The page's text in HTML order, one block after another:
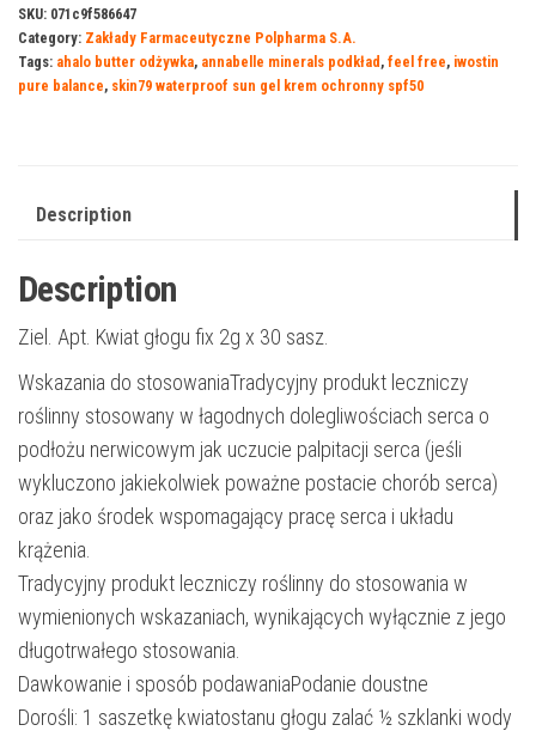
SKU: 071c9f586647
Category: Zakłady Farmaceutyczne Polpharma S.A.
Tags: ahalo butter odżywka, annabelle minerals podkład , feel free, iwostin
pure balance, skin79 waterproof sun gel krem ochronny spf50
Description
Description
Ziel. Apt. Kwiat głogu fix 2g x 30 sasz.
Wskazania do stosowaniaTradycyjny produkt leczniczy
roślinny stosowany w łagodnych dolegliwościach serca o
podłożu nerwicowym jak uczucie palpitacji serca (jeśli
wykluczono jakiekolwiek poważne postacie chorób serca)
oraz jako środek wspomagający pracę serca i układu
krążenia.
Tradycyjny produkt leczniczy roślinny do stosowania w
wymienionych wskazaniach, wynikających wyłącznie z jego
długotrwałego stosowania.
Dawkowanie i sposób podawaniaPodanie doustne
Dorośli: 1 saszetkę kwiatostanu głogu zalać ½ szklanki wody